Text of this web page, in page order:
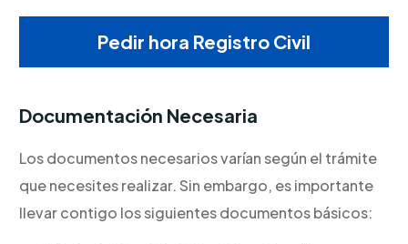
Pedir hora Registro Civil
Documentación Necesaria
Los documentos necesarios varían según el trámite
que necesites realizar. Sin embargo, es importante
llevar contigo los siguientes documentos básicos: